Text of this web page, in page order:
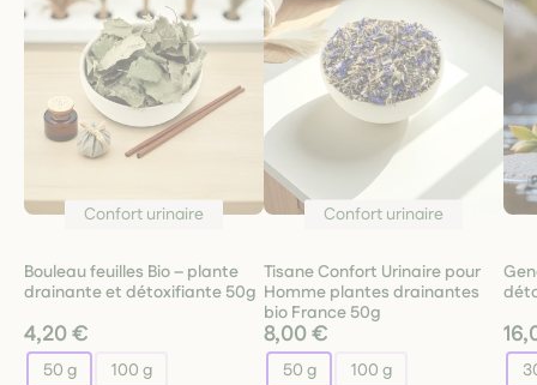
Confort urinaire
Bouleau feuilles Bio – plante
drainante et détoxifiante 50g
4,20 €
50 g 100 g
Confort urinaire
Tisane Confort Urinaire pour
Homme plantes drainantes
bio France 50g
8,00 €
50 g 100 g